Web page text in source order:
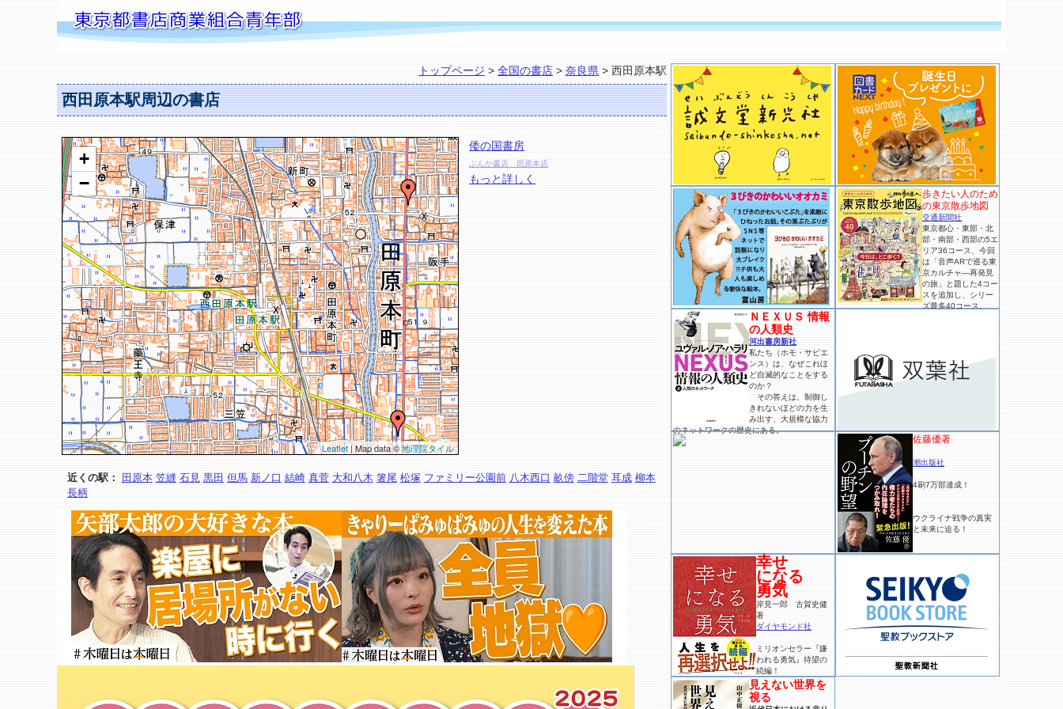
トップページ > 全国の書店 > 奈良県 > 西田原本駅
西田原本駅周辺の書店
+
−
Leaflet| Map data ©地理院タイル
倭の国書房
ぶんか書店 田原本店
もっと詳しく
近くの駅： 田原本 笠縫 石見 黒田 但馬 新ノ口 結崎 真菅 大和八木 箸尾 松塚 ファミリー公園前 八木西口 畝傍 二階堂 耳成 柳本
長柄
歩きたい人のため
の東京散歩地図
交通新聞社
東京都心・東部・北
部・南部・西部の5エ
リア36コース、今回
は「音声ARで巡る東
京カルチャ―再発見
の旅」と題した4コー
スを追加し、シリー
ズ最多40コース。
ＮＥＸＵＳ 情報
の人類史
河出書房新社
私たち（ホモ・サピエ
ンス）は、なぜこれほ
ど自滅的なことをする
のか？
その答えは、制御し
きれないほどの力を生
み出す、大規模な協力
のネットワークの歴史にある。
佐藤優著
潮出版社
4刷7万部達成！
ウクライナ戦争の真実
と未来に迫る！
幸せ
になる
勇気
岸見一郎 古賀史健
著
ダイヤモンド社
ミリオンセラー『嫌
われる勇気』待望の
続編！
見えない世界を
視る